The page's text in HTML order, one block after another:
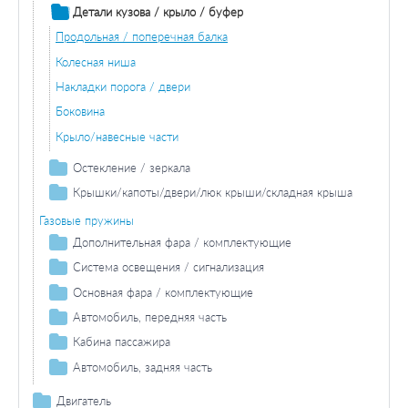
Детали кузова / крыло / буфер
Продольная / поперечная балка
Колесная ниша
Накладки порога / двери
Боковина
Крыло/навесные части
Остекление / зеркала
Зеркала
Крышки/капоты/двери/люк крыши/складная крыша
Двери / комплектующие
Крышка багажника / грузового багажника
Газовые пружины
Дополнительная фара / комплектующие
Противотуманная фара / комплектующие
Противотуманная фара лампа накаливания
Фара дальнего света / комплектующие
Лампа накаливания фара дальнего света
Система освещения / сигнализация
Задний фонарь / комплектующие
Задний фонарь
Задние фонари / комплектующие
Лампа накаливания задних фонарей
Фонарь сигнала торможения / комплектующие
Дополнительный стоп-сигнал
Фонарь указателя поворота / комплектующие
Основная фара / комплектующие
Лампа накаливания основной фары
Автомобиль, передняя часть
Крыло/навесные части
Основная фара / комплектующие
Кабина пассажира
Накладки порога / двери
Автомобиль, задняя часть
Двигатель